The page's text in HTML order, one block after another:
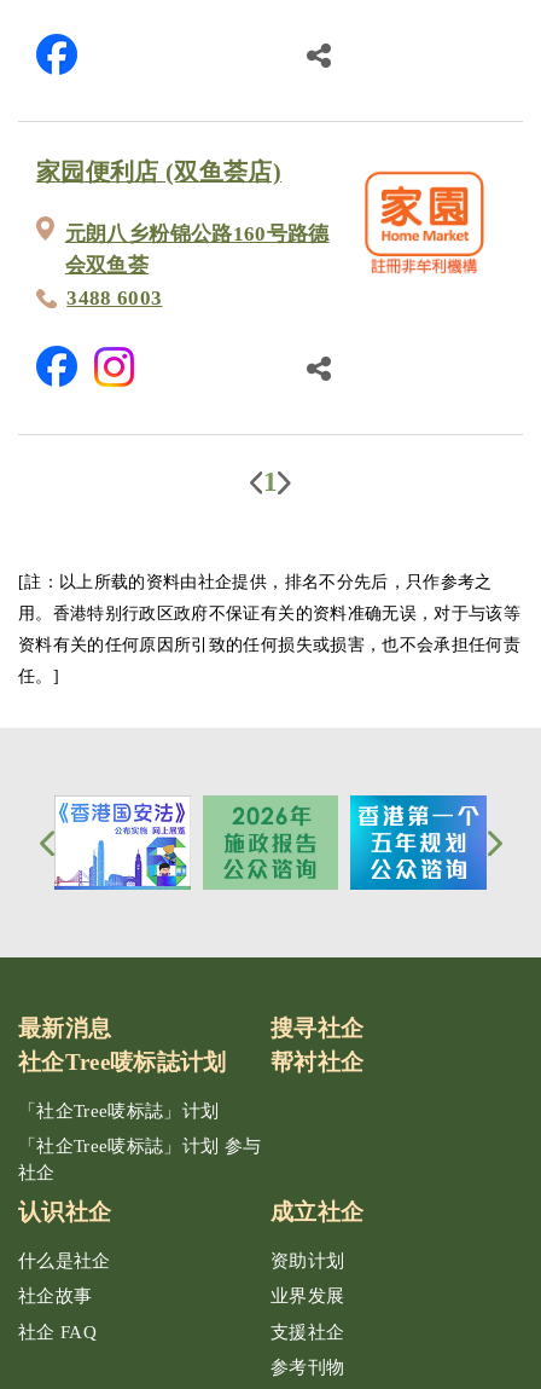
家园便利店 (双鱼荟店)
元朗八乡粉锦公路160号路德
会双鱼荟
3488 6003
1
[註：以上所载的资料由社企提供，排名不分先后，只作参考之
用。香港特别行政区政府不保证有关的资料准确无误，对于与该等
资料有关的任何原因所引致的任何损失或损害，也不会承担任何责
任。]
最新消息
搜寻社企
社企Tree唛标誌计划
「社企Tree唛标誌」计划
「社企Tree唛标誌」计划 参与
社企
帮衬社企
认识社企
什么是社企
社企故事
社企 FAQ
成立社企
资助计划
业界发展
支援社企
参考刊物